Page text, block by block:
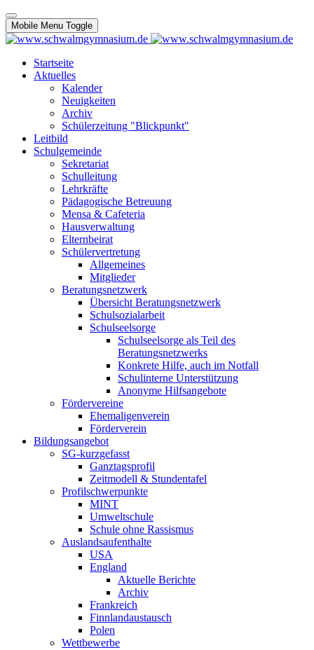
Mobile Menu Toggle
Startseite
Aktuelles
Kalender
Neuigkeiten
Archiv
Schülerzeitung "Blickpunkt"
Leitbild
Schulgemeinde
Sekretariat
Schulleitung
Lehrkräfte
Pädagogische Betreuung
Mensa & Cafeteria
Hausverwaltung
Elternbeirat
Schülervertretung
Allgemeines
Mitglieder
Beratungsnetzwerk
Übersicht Beratungsnetzwerk
Schulsozialarbeit
Schulseelsorge
Schulseelsorge als Teil des
Beratungsnetzwerks
Konkrete Hilfe, auch im Notfall
Schulinterne Unterstützung
Anonyme Hilfsangebote
Fördervereine
Ehemaligenverein
Förderverein
Bildungsangebot
SG-kurzgefasst
Ganztagsprofil
Zeitmodell & Stundentafel
Profilschwerpunkte
MINT
Umweltschule
Schule ohne Rassismus
Auslandsaufenthalte
USA
England
Aktuelle Berichte
Archiv
Frankreich
Finnlandaustausch
Polen
Wettbewerbe